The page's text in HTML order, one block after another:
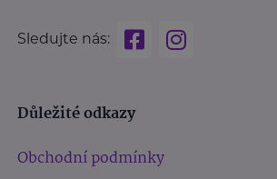
Sledujte nás:
Důležité odkazy
Obchodní podmínky